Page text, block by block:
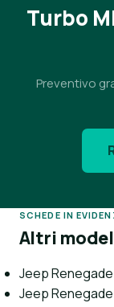
Turbo
Preventivo
SCHEDE IN
Altri
Jeep
Jeep